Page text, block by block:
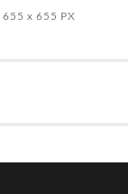
655x 655 PX